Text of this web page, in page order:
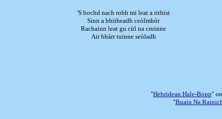
'S bochd nach robh mi leat a rithist
Sinn a bhitheadh ceòlmhór
Rachainn leat gu cùl na cruinne
Air bhàrr tuinne seòladh
"Hebridean Hale-Bopp"
"Buain Na